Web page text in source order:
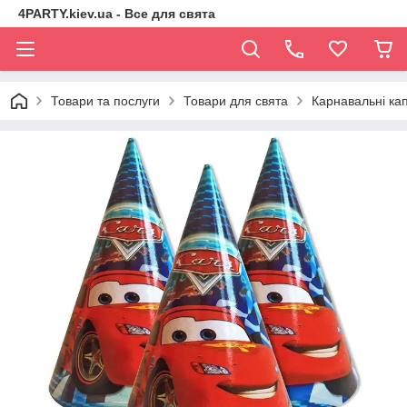
4PARTY.kiev.ua - Все для свята
Товари та послуги Товари для свята Карнавальні